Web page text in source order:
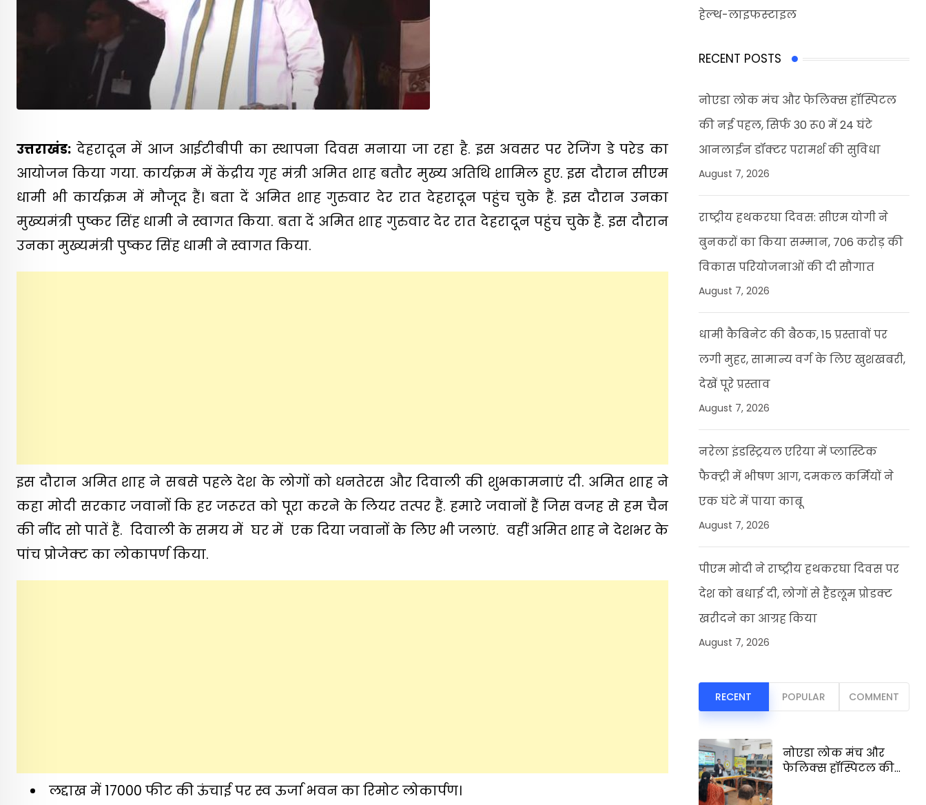
उत्तराखंड: देहरादून में आज आईटीबीपी का स्थापना दिवस मनाया जा रहा है. इस अवसर पर रेजिंग डे परेड का
आयोजन किया गया. कार्यक्रम में केंद्रीय गृह मंत्री अमित शाह बतौर मुख्य अतिथि शामिल हुए. इस दौरान सीएम
धामी भी कार्यक्रम में मौजूद हैं। बता दें अमित शाह गुरुवार देर रात देहरादून पहुंच चुके हैं. इस दौरान उनका
मुख्यमंत्री पुष्कर सिंह धामी ने स्वागत किया. बता दें अमित शाह गुरुवार देर रात देहरादून पहुंच चुके हैं. इस दौरान
उनका मुख्यमंत्री पुष्कर सिंह धामी ने स्वागत किया.
इस दौरान अमित शाह ने सबसे पहले देश के लोगों को धनतेरस और दिवाली की शुभकामनाएं दी. अमित शाह ने
कहा मोदी सरकार जवानों कि हर जरूरत को पूरा करने के लियर तत्पर हैं. हमारे जवानों हैं जिस वजह से हम चैन
की नींद सो पातें हैं. दिवाली के समय में घर में एक दिया जवानों के लिए भी जलाएं. वहीं अमित शाह ने देशभर के
पांच प्रोजेक्ट का लोकापर्ण किया.
लद्दाख में 17000 फीट की ऊंचाई पर स्व ऊर्जा भवन का रिमोट लोकार्पण।
हेल्‍थ-लाइफस्‍टाइल
RECENT POSTS
नोएडा लोक मंच और फेलिक्स हॉस्पिटल
की नई पहल, सिर्फ 30 रू० में 24 घंटे
आनलाईन डॉक्टर परामर्श की सुविधा
August 7, 2026
राष्ट्रीय हथकरघा दिवस: सीएम योगी ने
बुनकरों का किया सम्मान, 706 करोड़ की
विकास परियोजनाओं की दी सौगात
August 7, 2026
धामी कैबिनेट की बैठक, 15 प्रस्तावों पर
लगी मुहर, सामान्य वर्ग के लिए खुशखबरी,
देखें पूरे प्रस्ताव
August 7, 2026
नरेला इंडस्ट्रियल एरिया में प्लास्टिक
फैक्ट्री में भीषण आग, दमकल कर्मियों ने
एक घंटे में पाया काबू
August 7, 2026
पीएम मोदी ने राष्ट्रीय हथकरघा दिवस पर
देश को बधाई दी, लोगों से हैंडलूम प्रोडक्ट
खरीदने का आग्रह किया
August 7, 2026
RECENT POPULAR COMMENT
नोएडा लोक मंच और
फेलिक्स हॉस्पिटल की